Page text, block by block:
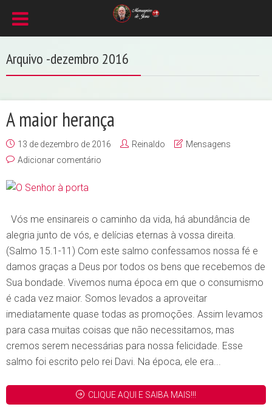
Arquivo -dezembro 2016
A maior herança
13 de dezembro de 2016 Reinaldo
Mensagens
Adicionar comentário
Vós me ensinareis o caminho da vida, há abundância de
alegria junto de vós, e delícias eternas à vossa direita.
(Salmo 15.1-11) Com este salmo confessamos nossa fé e
damos graças a Deus por todos os bens que recebemos de
Sua bondade. Vivemos numa época em que o consumismo
é cada vez maior. Somos levados a aproveitar
imediatamente quase todas as promoções. Assim levamos
para casa muitas coisas que não necessitamos, mas
cremos serem necessárias para nossa felicidade. Esse
salmo foi escrito pelo rei Davi. Na época, ele era...
CLIQUE AQUI E SAIBA MAIS!!!